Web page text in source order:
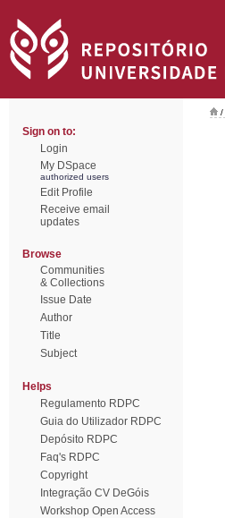
Sign on to:
Login
My DSpace
authorized users
Edit Profile
Receive email
updates
Browse
Communities
& Collections
Issue Date
Author
Title
Subject
Helps
Regulamento RDPC
Guia do Utilizador RDPC
Depósito RDPC
Faq's RDPC
Copyright
Integração CV DeGóis
Workshop Open Access
/